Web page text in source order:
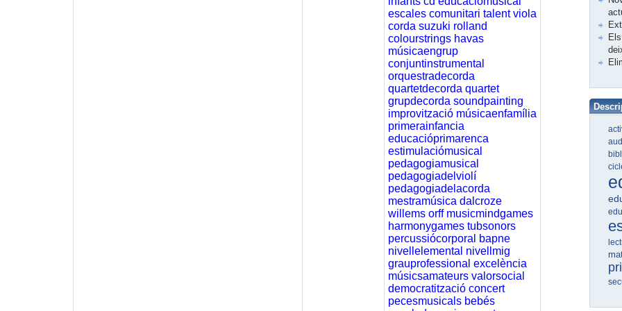
escales comunitari talent viola
corda suzuki rolland
colourstrings havas
músicaengrup
conjuntinstrumental
orquestradecorda
quartetdecorda quartet
grupdecorda soundpainting
improvització músicaenfamília
primerainfancia
educacióprimarenca
estimulaciómusical
pedagogiamusical
pedagogiadelviolí
pedagogiadelacorda
mestramúsica dalcroze
willems orff musicmindgames
harmonygames tubsonors
percussiócorporal
bapne
nivellelemental nivellmig
grauprofessional excelència
músicsamateurs valorsocial
democratització concert
pecesmusicals bebés